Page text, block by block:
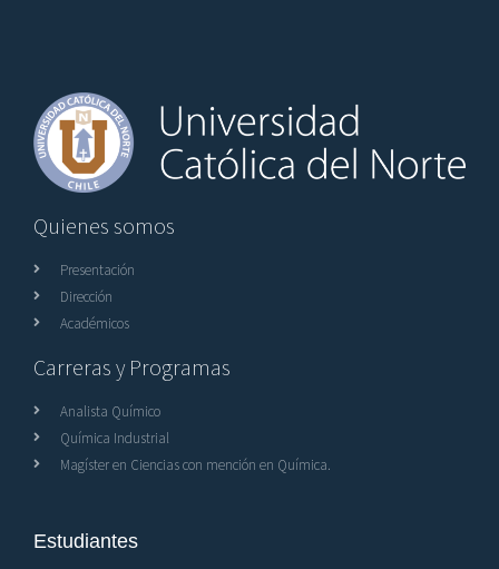
Quienes somos
Presentación
Dirección
Académicos
Carreras y Programas
Analista Químico
Química Industrial
Magíster en Ciencias con mención en Química.
Estudiantes